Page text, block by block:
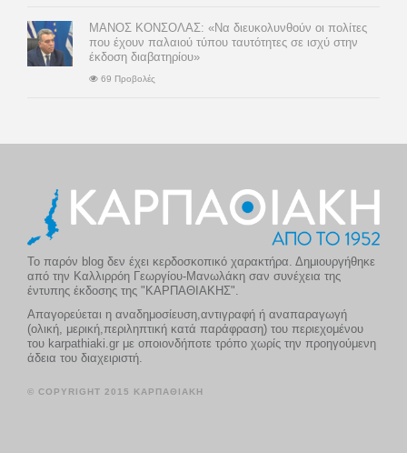
ΜΑΝΟΣ ΚΟΝΣΟΛΑΣ: «Να διευκολυνθούν οι πολίτες
που έχουν παλαιού τύπου ταυτότητες σε ισχύ στην
έκδοση διαβατηρίου»
69 Προβολές
Το παρόν blog δεν έχει κερδοσκοπικό χαρακτήρα. Δημιουργήθηκε
από την Καλλιρρόη Γεωργίου-Μανωλάκη σαν συνέχεια της
έντυπης έκδοσης της "ΚΑΡΠΑΘΙΑΚΗΣ".
Απαγορεύεται η αναδημοσίευση,αντιγραφή ή αναπαραγωγή
(ολική, μερική,περιληπτική κατά παράφραση) του περιεχομένου
του karpathiaki.gr με οποιονδήποτε τρόπο χωρίς την προηγούμενη
άδεια του διαχειριστή.
© COPYRIGHT 2015 ΚΑΡΠΑΘΙΑΚΗ